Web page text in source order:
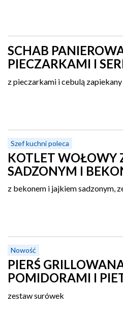
SCHAB
PIECZARKAMI I
z pieczarkami i cebulą
Szef kuchni poleca
KOTLET WOŁOWY
SADZONYM I
z bekonem i jajkiem sadzonym,
Nowość
PIERŚ
POMIDORAMI I
zestaw surówek